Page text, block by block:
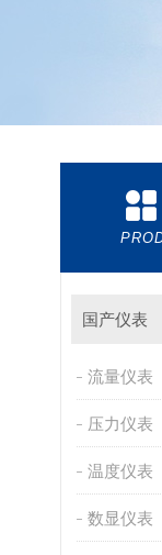
国产仪表
流量仪表
压力仪表
温度仪表
数显仪表